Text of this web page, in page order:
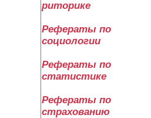
риторике
Рефераты по
социологии
Рефераты по
статистике
Рефераты по
страхованию